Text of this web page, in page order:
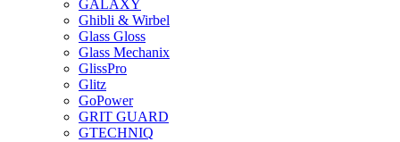
GALAXY
Ghibli & Wirbel
Glass Gloss
Glass Mechanix
GlissPro
Glitz
GoPower
GRIT GUARD
GTECHNIQ